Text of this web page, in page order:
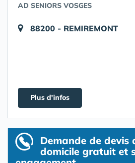
AD SENIORS VOSGES
88200 - REMIREMONT
Plus d'infos
Demande de devis
domicile gratuit et